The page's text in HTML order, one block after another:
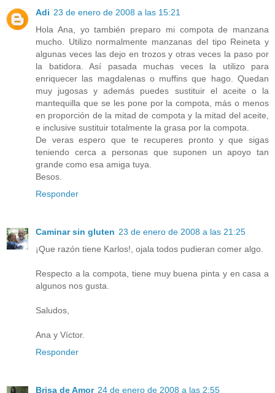
Adi 23 de enero de 2008 a las 15:21
Hola Ana, yo también preparo mi compota de manzana
mucho. Utilizo normalmente manzanas del tipo Reineta y
algunas veces las dejo en trozos y otras veces la paso por
la batidora. Así pasada muchas veces la utilizo para
enriquecer las magdalenas o muffins que hago. Quedan
muy jugosas y además puedes sustituir el aceite o la
mantequilla que se les pone por la compota, más o menos
en proporción de la mitad de compota y la mitad del aceite,
e inclusive sustituir totalmente la grasa por la compota.
De veras espero que te recuperes pronto y que sigas
teniendo cerca a personas que suponen un apoyo tan
grande como esa amiga tuya.
Besos.
Responder
Caminar sin gluten 23 de enero de 2008 a las 21:25
¡Que razón tiene Karlos!, ojala todos pudieran comer algo.
Respecto a la compota, tiene muy buena pinta y en casa a
algunos nos gusta.
Saludos,
Ana y Víctor.
Responder
Brisa de Amor 24 de enero de 2008 a las 2:55